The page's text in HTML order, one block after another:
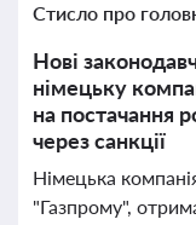
Стисло про
Нові
німецьку
на постачання
через санкції
Німецька
"Газпрому",